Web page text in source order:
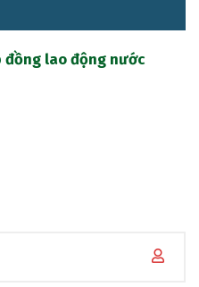
đồng lao động nước